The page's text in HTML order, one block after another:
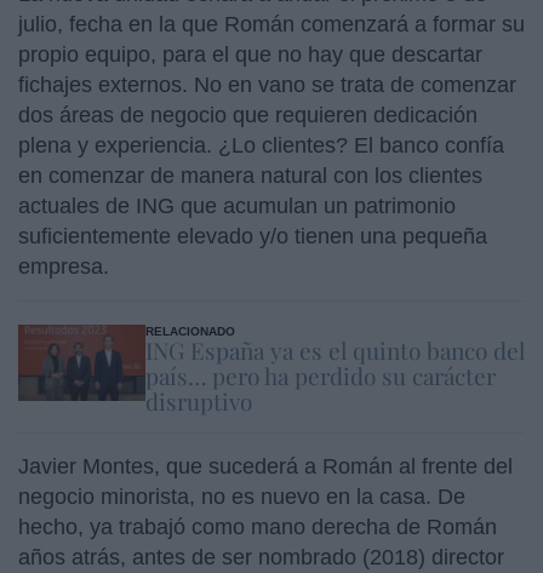
julio, fecha en la que Román comenzará a formar su
propio equipo, para el que no hay que descartar
fichajes externos. No en vano se trata de comenzar
dos áreas de negocio que requieren dedicación
plena y experiencia. ¿Lo clientes? El banco confía
en comenzar de manera natural con los clientes
actuales de ING que acumulan un patrimonio
suficientemente elevado y/o tienen una pequeña
empresa.
RELACIONADO
ING España ya es el quinto banco del
país… pero ha perdido su carácter
disruptivo
Javier Montes, que sucederá a Román al frente del
negocio minorista, no es nuevo en la casa. De
hecho, ya trabajó como mano derecha de Román
años atrás, antes de ser nombrado (2018) director